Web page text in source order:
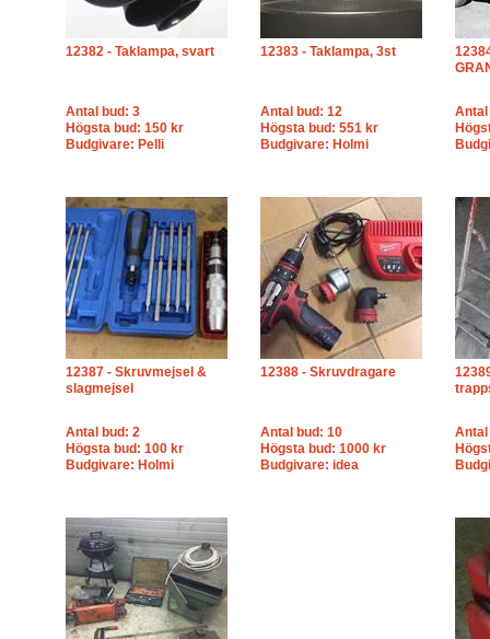
12382 - Taklampa, svart
Antal bud: 3
Högsta bud: 150 kr
Budgivare: Pelli
12383 - Taklampa, 3st
Antal bud: 12
Högsta bud: 551 kr
Budgivare: Holmi
Antal
12387 - Skruvmejsel &
slagmejsel
Antal bud: 2
Högsta bud: 100 kr
Budgivare: Holmi
12388 - Skruvdragare
Antal bud: 10
Högsta bud: 1000 kr
Budgivare: idea
Antal